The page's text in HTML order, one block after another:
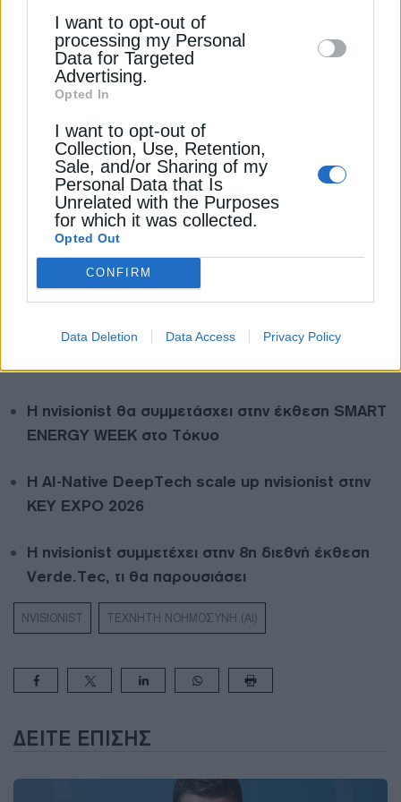
disclose it to other third parties.
I want to opt-out of
processing my Personal
Data for Targeted
Advertising.
Opted In
I want to opt-out of
Collection, Use, Retention,
Sale, and/or Sharing of my
Personal Data that Is
Unrelated with the Purposes
for which it was collected.
Opted Out
CONFIRM
Data Deletion Data Access Privacy Policy
επιβεβαιώνοντας τον πρωταγωνιστικό μας ρόλο
στην αιχμή του κλάδου. Η πρώτη επίσημη
παρουσίαση του Bastion AI σε αυτήν την
επετειακή εκδήλωση αποτελεί ορόσημο για τη
δυνατοτήτων που διαθέτει σήμερα το ελληνικό
οικοσύστημα τεχνολογικής καινοτομίας. Το
Bastion AI είναι η έμπρακτη απόδειξη ότι η
Ελλάδα μπορεί να παράγει τεχνολογίες αιχμής με
παγκόσμια προοπτική και η nvisionist θα συνεχίσει
να επενδύει στην τεχνολογική πρωτοπορία και
στην ανάπτυξη λύσεων που απαντούν στις
προκλήσεις του αύριο».
Η nvisionist θα συμμετάσχει στην έκθεση SMART
ENERGY WEEK στο Τόκυο
Η AI-Native DeepTech scale up nvisionist στην
KEY EXPO 2026
Η nvisionist συμμετέχει στην 8η διεθνή έκθεση
Verde.Tec, τι θα παρουσιάσει
NVISIONIST ΤΕΧΝΗΤΗ ΝΟΗΜΟΣΥΝΗ (AI)
ΔΕΊΤΕ ΕΠΊΣΗΣ